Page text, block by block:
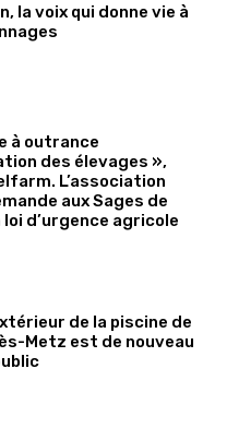
la voix qui donne vie à
à outrance
des élevages »,
L’association
aux Sages de
d’urgence agricole
de la piscine de
Metz est de nouveau